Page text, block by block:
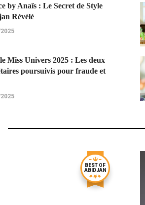
by Anaïs : Le Secret de Style
Révélé
Miss Univers 2025 : Les deux
poursuivis pour fraude et
BEST OF
ABIDJAN